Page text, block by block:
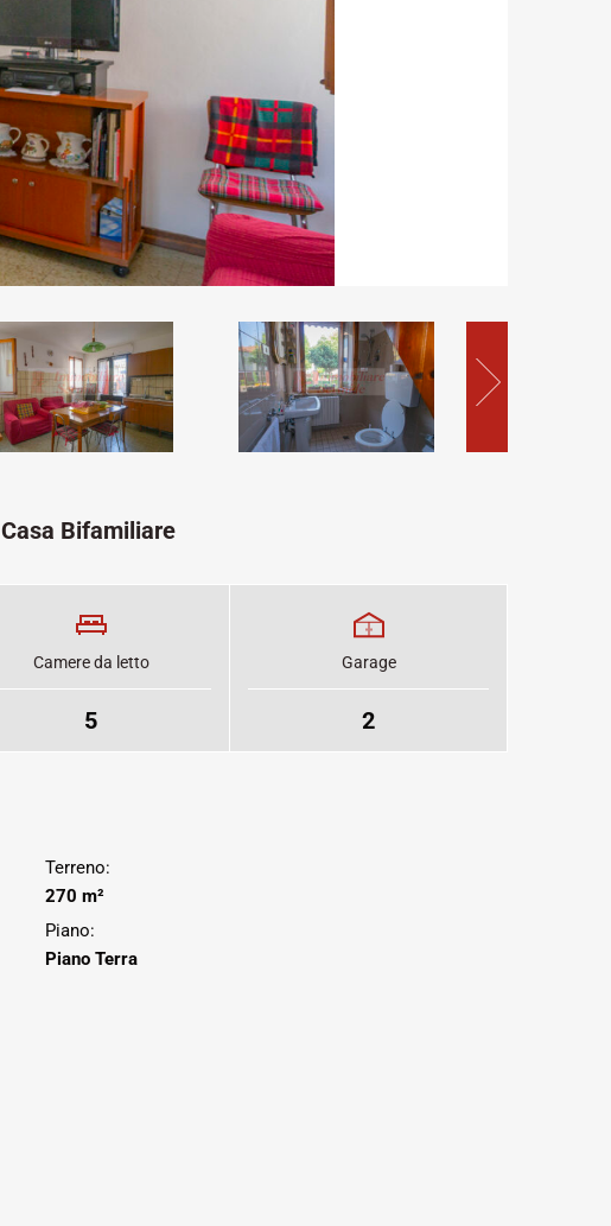
Casa Bifamiliare
Camere da letto
5
Garage
2
Terreno:
270 m²
Piano:
Piano Terra